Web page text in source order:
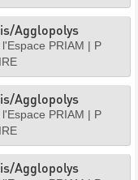
Agglopolys
PRIAM | P
Agglopolys
PRIAM | P
Agglopolys